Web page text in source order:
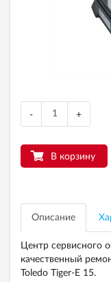
- +
В корзину
Описание
Центр сервисного
качественный
Toledo Tiger-Е 15.